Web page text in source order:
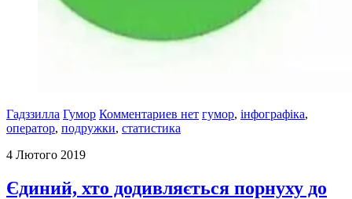
Гадззилла Гумор Комментариев нет гумор, інфографіка,
оператор, подружки, статистика
4 Лютого 2019
Єдиний, хто додивляється порнуху до